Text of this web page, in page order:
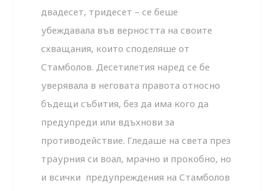
двадесет, тридесет – се беше
убеждавала във верността на своите
схващания, които споделяше от
Стамболов. Десетилетия наред се бе
уверявала в неговата правота относно
бъдещи събития, без да има кого да
предупреди или вдъхнови за
противодействие. Гледаше на света през
траурния си воал, мрачно и прокобно, но
и всички предупреждения на Стамболов